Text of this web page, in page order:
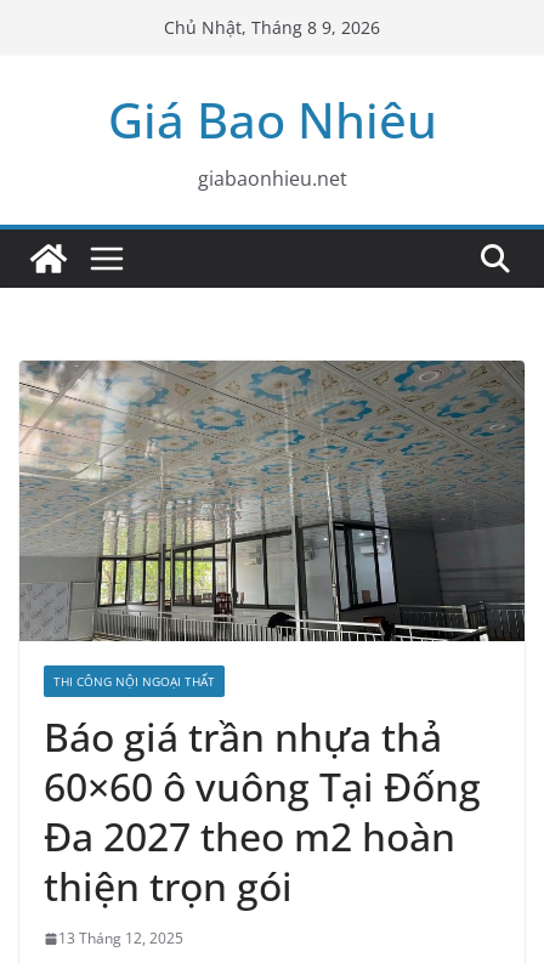
Chủ Nhật, Tháng 8 9, 2026
Giá Bao Nhiêu
giabaonhieu.net
THI CÔNG NỘI NGOẠI THẤT
Báo giá trần nhựa thả
60×60 ô vuông Tại Đống
Đa 2027 theo m2 hoàn
thiện trọn gói
13 Tháng 12, 2025